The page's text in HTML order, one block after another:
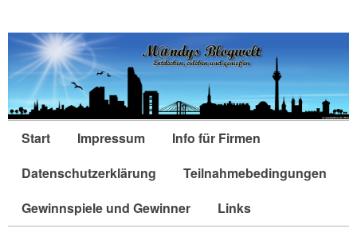
Start Impressum
Info für Firmen
Datenschutzerklärung
Teilnahmebedingungen
Gewinnspiele und Gewinner
Links